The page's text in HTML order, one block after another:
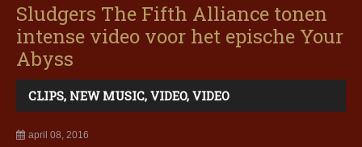
Sludgers The Fifth Alliance tonen
intense video voor het epische Your
Abyss
CLIPS, NEW MUSIC, VIDEO, VIDEO
april 08, 2016